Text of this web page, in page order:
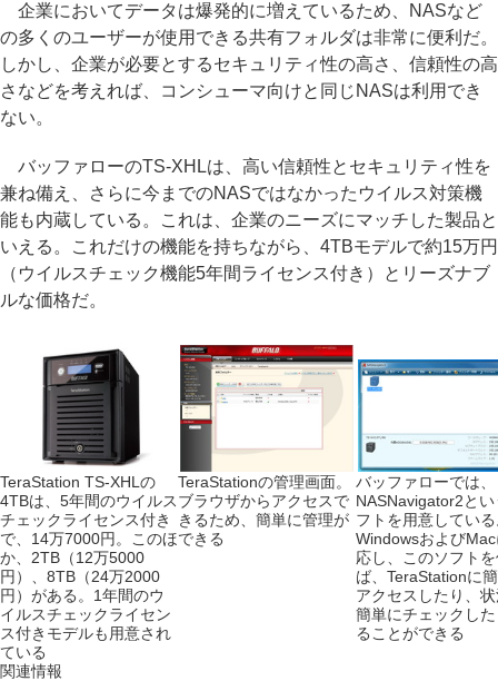
企業においてデータは爆発的に増えているため、NASなど
の多くのユーザーが使用できる共有フォルダは非常に便利だ。
しかし、企業が必要とするセキュリティ性の高さ、信頼性の高
さなどを考えれば、コンシューマ向けと同じNASは利用でき
ない。
バッファローのTS-XHLは、高い信頼性とセキュリティ性を
兼ね備え、さらに今までのNASではなかったウイルス対策機
能も内蔵している。これは、企業のニーズにマッチした製品と
いえる。これだけの機能を持ちながら、4TBモデルで約15万円
（ウイルスチェック機能5年間ライセンス付き）とリーズナブ
ルな価格だ。
TeraStation TS-XHLの
4TBは、5年間のウイルス
チェックライセンス付き
で、14万7000円。このほ
か、2TB（12万5000
円）、8TB（24万2000
円）がある。1年間のウ
イルスチェックライセン
ス付きモデルも用意され
ている
TeraStationの管理画面。
ブラウザからアクセスで
きるため、簡単に管理が
できる
バッファローでは、
NASNavigator2とい
フトを用意してい
Windowsおよび
応し、このソフト
ば、TeraStationに
アクセスしたり、
簡単にチェックし
ることができる
関連情報